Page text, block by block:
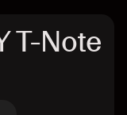
T-Note